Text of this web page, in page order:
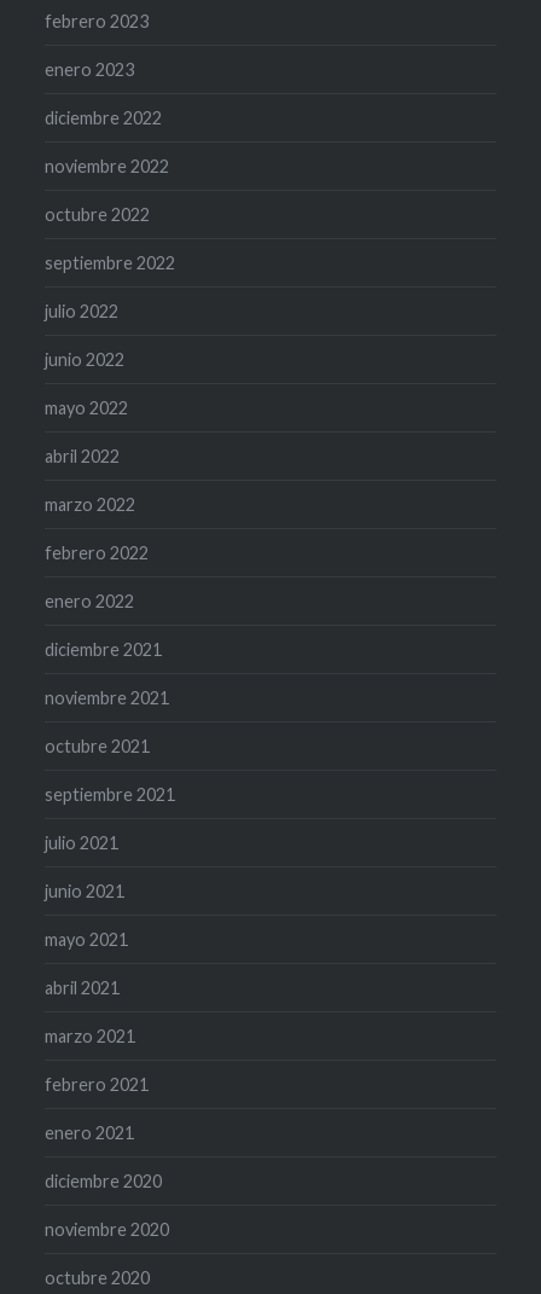
febrero 2023
enero 2023
diciembre 2022
noviembre 2022
octubre 2022
septiembre 2022
julio 2022
junio 2022
mayo 2022
abril 2022
marzo 2022
febrero 2022
enero 2022
diciembre 2021
noviembre 2021
octubre 2021
septiembre 2021
julio 2021
junio 2021
mayo 2021
abril 2021
marzo 2021
febrero 2021
enero 2021
diciembre 2020
noviembre 2020
octubre 2020